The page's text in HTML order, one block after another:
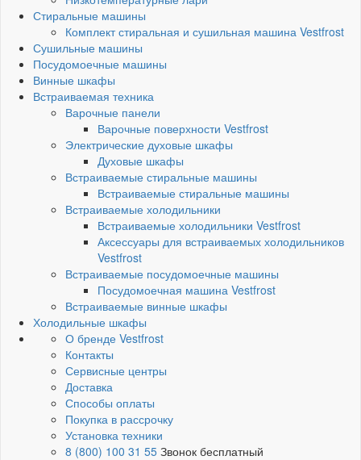
Стиральные машины
Комплект стиральная и сушильная машина Vestfrost
Сушильные машины
Посудомоечные машины
Винные шкафы
Встраиваемая техника
Варочные панели
Варочные поверхности Vestfrost
Электрические духовые шкафы
Духовые шкафы
Встраиваемые стиральные машины
Встраиваемые стиральные машины
Встраиваемые холодильники
Встраиваемые холодильники Vestfrost
Аксессуары для встраиваемых холодильников
Vestfrost
Встраиваемые посудомоечные машины
Посудомоечная машина Vestfrost
Встраиваемые винные шкафы
Холодильные шкафы
О бренде Vestfrost
Контакты
Сервисные центры
Доставка
Способы оплаты
Покупка в рассрочку
Установка техники
8 (800) 100 31 55 Звонок бесплатный